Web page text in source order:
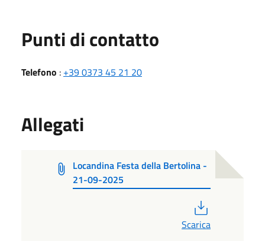
Punti di contatto
Telefono : +39 0373 45 21 20
Allegati
Locandina Festa della Bertolina -
21-09-2025
Scarica